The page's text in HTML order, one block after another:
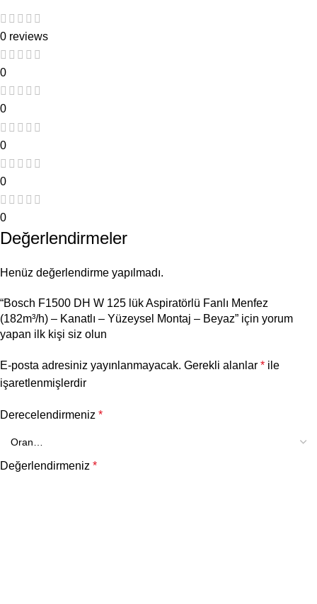
0 reviews
0
0
0
0
0
Değerlendirmeler
Henüz değerlendirme yapılmadı.
“Bosch F1500 DH W 125 lük Aspiratörlü Fanlı Menfez
(182m³/h) – Kanatlı – Yüzeysel Montaj – Beyaz” için yorum
yapan ilk kişi siz olun
E-posta adresiniz yayınlanmayacak. Gerekli alanlar * ile
işaretlenmişlerdir
Derecelendirmeniz *
Değerlendirmeniz *